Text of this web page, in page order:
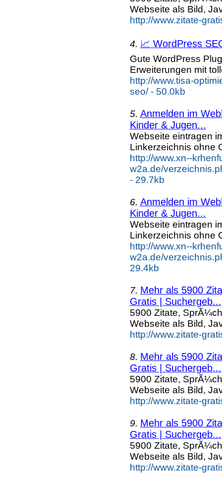
Webseite als Bild,
http://www.zitate-
4. 📈 WordPress
Gute WordPress
Erweiterungen mit
http://www.tisa-
seo/ - 50.0kb
5. Anmelden im
Kinder & Jugen...
Webseite eintragen
Linkerzeichnis ohne
http://www.xn--
w2a.de/
- 29.7kb
6. Anmelden im
Kinder & Jugen...
Webseite eintragen
Linkerzeichnis ohne
http://www.xn--
w2a.de/
29.4kb
7. Mehr als 5900
Gratis | Suchergeb...
5900 Zitate,
Webseite als Bild,
http://www.zitate-
8. Mehr als 5900
Gratis | Suchergeb...
5900 Zitate,
Webseite als Bild,
http://www.zitate-
9. Mehr als 5900
Gratis | Suchergeb...
5900 Zitate,
Webseite als Bild,
http://www.zitate-